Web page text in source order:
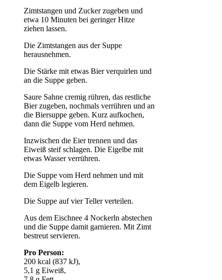
Zimtstangen und Zucker zugeben und
etwa 10 Minuten bei geringer Hitze
ziehen lassen.
Die Zimtstangen aus der Suppe
herausnehmen.
Die Stärke mit etwas Bier verquirlen und
an die Suppe geben.
Saure Sahne cremig rühren, das restliche
Bier zugeben, nochmals verrühren und an
die Biersuppe geben. Kurz aufkochen,
dann die Suppe vom Herd nehmen.
Inzwischen die Eier trennen und das
Eiweiß steif schlagen. Die Eigelbe mit
etwas Wasser verrühren.
Die Suppe vom Herd nehmen und mit
dem Eigelb legieren.
Die Suppe auf vier Teller verteilen.
Aus dem Eischnee 4 Nockerln abstechen
und die Suppe damit garnieren. Mit Zimt
bestreut servieren.
Pro Person:
200 kcal (837 kJ),
5,1 g Eiweiß,